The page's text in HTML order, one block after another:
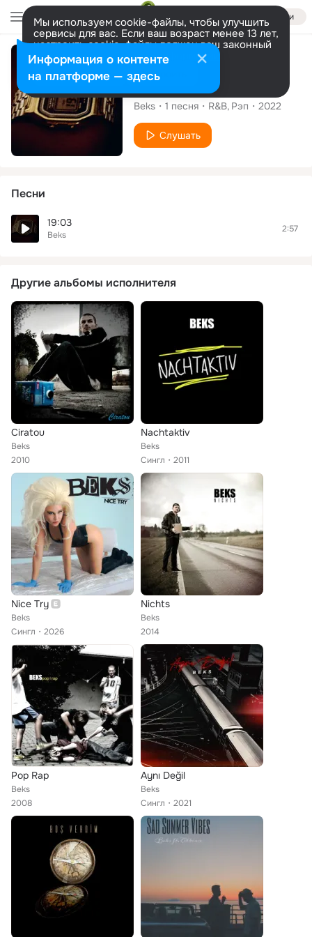
Войти
Мы используем cookie-файлы, чтобы улучшить
сервисы для вас. Если ваш возраст менее 13 лет,
настроить cookie-файлы должен ваш законный
представитель. Больше информации
Разрешить все Настроить
Сингл
19:03
Beks 1 песня R&B Рэп 2022
Слушать
Песни
19:03
Beks
2:57
Другие альбомы исполнителя
Ciratou
Beks
2010
Nachtaktiv
Beks
Сингл
2011
Nice Try
Beks
Сингл
2026
Nichts
Beks
2014
Pop Rap
Beks
2008
Aynı Değil
Beks
Сингл
2021
Информация о контенте
на платформе — здесь